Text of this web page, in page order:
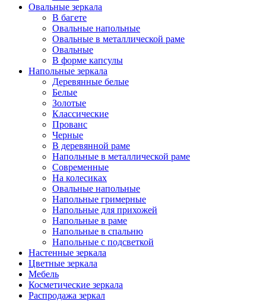
Овальные зеркала
В багете
Овальные напольные
Овальные в металлической раме
Овальные
В форме капсулы
Напольные зеркала
Деревянные белые
Белые
Золотые
Классические
Прованс
Черные
В деревянной раме
Напольные в металлической раме
Современные
На колесиках
Овальные напольные
Напольные гримерные
Напольные для прихожей
Напольные в раме
Напольные в спальню
Напольные с подсветкой
Настенные зеркала
Цветные зеркала
Мебель
Косметические зеркала
Распродажа зеркал